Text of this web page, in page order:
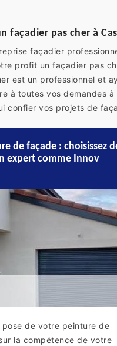
façadier pas cher à
façadier
profit un façadier pas
est un professionnel et
à toutes vos demandes
confier vos projets de
de façade : choisissez
expert comme Innov
de votre peinture de
la compétence de votre